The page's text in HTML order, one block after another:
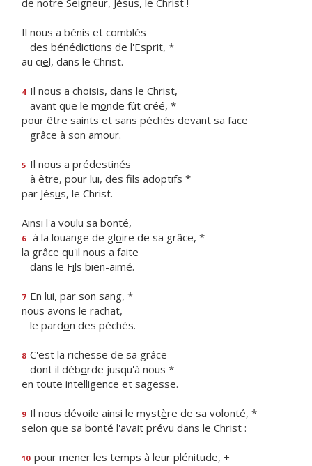
de notre Seigneur, Jésus, le Christ !
Il nous a bénis et comblés
des bénédictions de l'Esprit, *
au ciel, dans le Christ.
4 Il nous a choisis, dans le Christ,
avant que le monde fût créé, *
pour être saints et sans péchés devant sa face
grâce à son amour.
5 Il nous a prédestinés
à être, pour lui, des fls adoptifs *
par Jésus, le Christ.
Ainsi l'a voulu sa bonté,
6 à la louange de gloire de sa grâce, *
la grâce qu'il nous a faite
dans le Fils bien-aimé.
7 En lui, par son sang, *
nous avons le rachat,
le pardon des péchés.
8 C'est la richesse de sa grâce
dont il déborde jusqu'à nous *
en toute intelligence et sagesse.
9 Il nous dévoile ainsi le mystère de sa volonté, *
selon que sa bonté l'avait prévu dans le Christ :
10 pour mener les temps à leur plénitude, +